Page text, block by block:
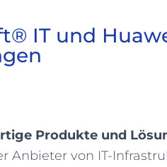
IT und
Produkte und
Anbieter von IT-